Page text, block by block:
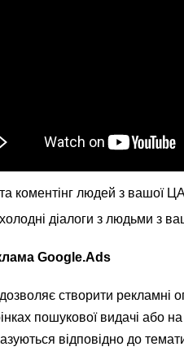
коментінг людей з вашої
діалоги з людьми з
Google.Ads
створити рекламні
пошукової видачі або
відповідно до